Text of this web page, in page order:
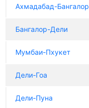
Ахмадабад-Бангалор
Бангалор-Дели
Мумбаи-Пхукет
Дели-Гоа
Дели-Пуна